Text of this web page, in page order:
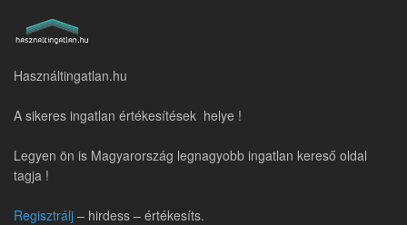
Használtingatlan.hu
A sikeres ingatlan értékesítések helye !
Legyen ön is Magyarország legnagyobb ingatlan kereső oldal
tagja !
Regisztrálj – hirdess – értékesíts.